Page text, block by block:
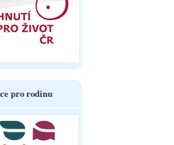
pro rodinu